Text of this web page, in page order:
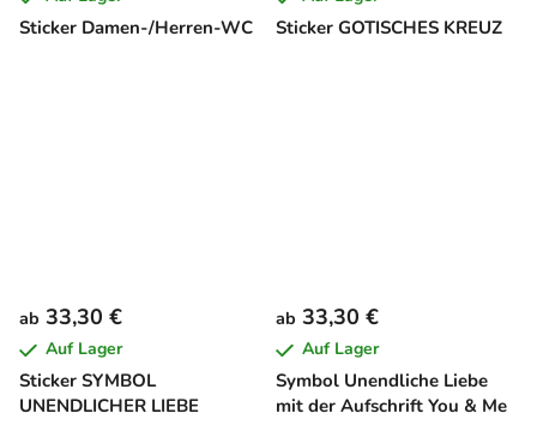
Sticker Damen-/Herren-WC Sticker GOTISCHES KREUZ
Sticker SYMBOL
UNENDLICHER LIEBE
ab 33,30 €
Auf Lager
Symbol Unendliche Liebe
mit der Aufschrift You & Me
ab 33,30 €
Auf Lager